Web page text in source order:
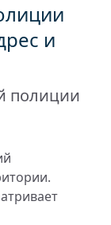
и
полиции